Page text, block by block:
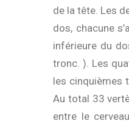
de la tête. Les
dos, chacune
inférieure du
tronc. ). Les
les cinquièmes
Au total 33
entre le